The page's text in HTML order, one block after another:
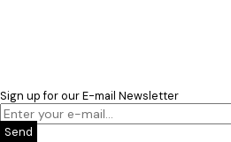
Sign up for our E-mail Newsletter
Send